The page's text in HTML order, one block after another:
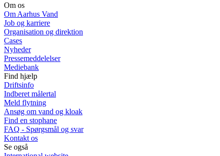
Om os
Om Aarhus Vand
Job og karriere
Organisation og direktion
Cases
Nyheder
Pressemeddelelser
Mediebank
Find hjælp
Driftsinfo
Indberet målertal
Meld flytning
Ansøg om vand og kloak
Find en stophane
FAQ - Spørgsmål og svar
Kontakt os
Se også